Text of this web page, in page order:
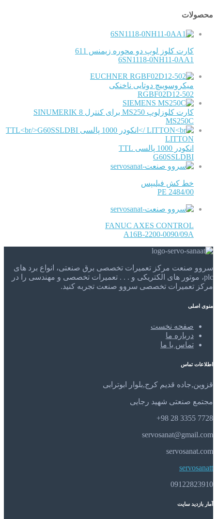
محصولات
کارت کلوز لوپ دو محوره زیمنس 611
6SN1118-0NH11-0AA1
EUCHNER
میکروسوییچ دوتایی ناخنکی
RGBF02D12-502
SIEMENS
کارت کلوزلوپ MS250 برای کنترل SINUMERIK 8
MS250C
LITTON
انکودر 1000 پالسی TTL
G60SSLDBI
خط کش فیلیپس
PE 2484/00
FANUC AXES CONTROL
A16B-2200-0090/09A
سروو صنعت مرکز تعمیرات تخصصی برق صنعتی، انواع برد های
plc، موتور های الکتریکی و . . . تعمیرات تخصصی و مهندسی را در
مرکز تعمیرات تخصصی سروو صنعت تجربه کنید.
منوی اصلی
صفحه نخست
درباره ما
تماس با ما
اطلاعات تماس
قزوین,جاده قدیم کرج,بلوار ابوترابی
مجتمع صنعتی شهید رجایی
7728 3355 28 98+
servosanat@gmail.com
servosanat.com
servosanatt
09122823910
آمار بازدید سایت